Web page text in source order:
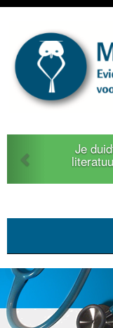
Je
Previous